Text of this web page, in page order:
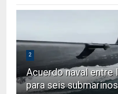
2
Acuerdo naval entre
para seis